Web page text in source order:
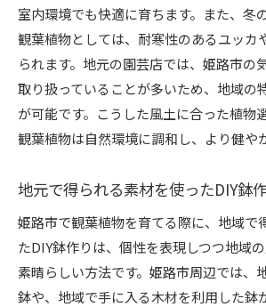
室内環境でも快適に育ちます。また、冬
観葉植物としては、耐寒性のあるユッカ
られます。地元の園芸店では、姫路市の
取り扱っていることが多いため、地域の
が可能です。こうした風土に合った植物
観葉植物は自然環境に調和し、より健や
地元で得られる素材を使ったDIY鉢
姫路市で観葉植物を育てる際に、地域で
たDIY鉢作りは、個性を表現しつつ地域
素晴らしい方法です。姫路市周辺では、
鉢や、地域で手に入る木材を利用した鉢